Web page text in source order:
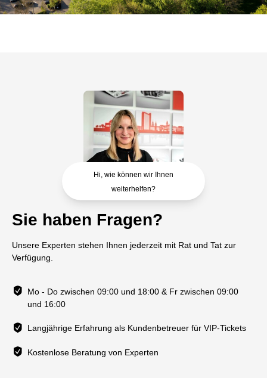
Hi, wie können wir Ihnen
weiterhelfen?
Sie haben Fragen?
Unsere Experten stehen Ihnen jederzeit mit Rat und Tat zur
Verfügung.
Mo - Do zwischen 09:00 und 18:00 & Fr zwischen 09:00
und 16:00
Langjährige Erfahrung als Kundenbetreuer für VIP-Tickets
Kostenlose Beratung von Experten